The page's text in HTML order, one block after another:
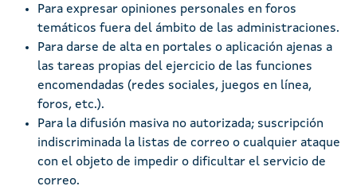
Para expresar opiniones personales en foros
temáticos fuera del ámbito de las administraciones.
Para darse de alta en portales o aplicación ajenas a
las tareas propias del ejercicio de las funciones
encomendadas (redes sociales, juegos en línea,
foros, etc.).
Para la difusión masiva no autorizada; suscripción
indiscriminada la listas de correo o cualquier ataque
con el objeto de impedir o dificultar el servicio de
correo.